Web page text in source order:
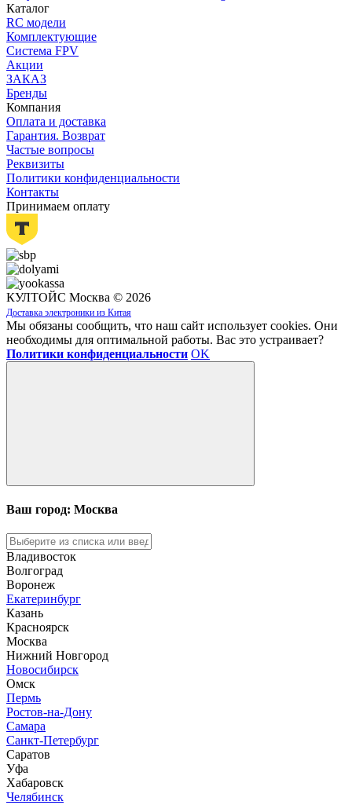
Каталог
RC модели
Комплектующие
Система FPV
Акции
ЗАКАЗ
Бренды
Компания
Оплата и доставка
Гарантия. Возврат
Частые вопросы
Реквизиты
Политики конфиденциальности
Контакты
Принимаем оплату
КУЛТОЙС Москва © 2026
Доставка электроники из Китая
Мы обязаны сообщить, что наш сайт использует cookies. Они
необходимы для оптимальной работы. Вас это устраивает?
Политики конфиденциальности OK
Ваш город: Москва
Владивосток
Волгоград
Воронеж
Екатеринбург
Казань
Красноярск
Москва
Нижний Новгород
Новосибирск
Омск
Пермь
Ростов-на-Дону
Самара
Санкт-Петербург
Саратов
Уфа
Хабаровск
Челябинск